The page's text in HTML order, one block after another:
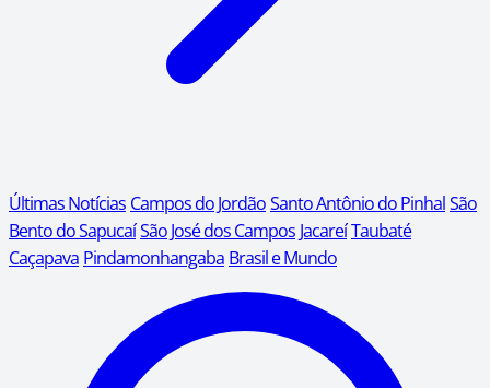
Últimas Notícias Campos do JordãoSanto Antônio do PinhalSão
Bento do SapucaíSão José dos Campos JacareíTaubaté
Caçapava Pindamonhangaba Brasil e Mundo